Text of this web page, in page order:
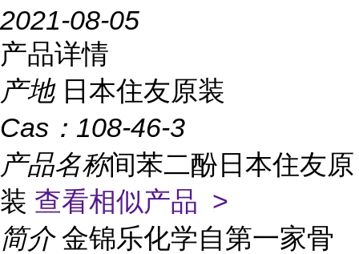
2021-08-05
产品详情
产地 日本住友原装
Cas： 108-46-3
产品名称间苯二酚日本住友原
装 查看相似产品 >
简介 金锦乐化学自第一家骨